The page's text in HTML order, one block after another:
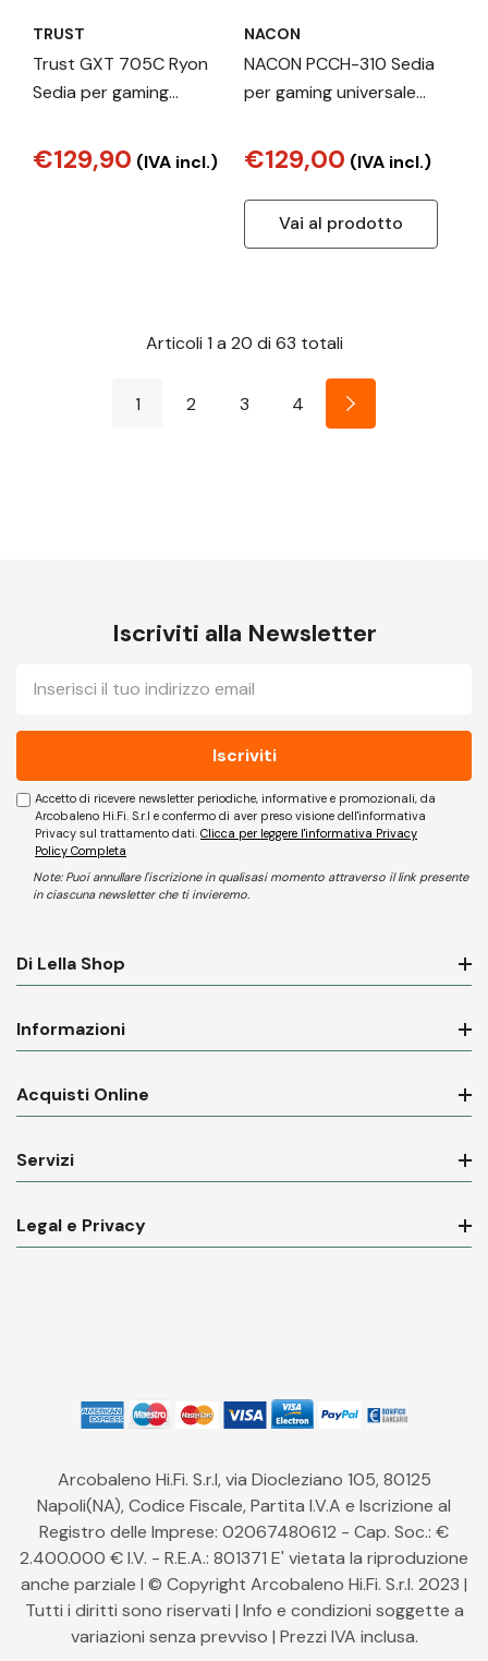
TRUST
Trust GXT 705C Ryon
Sedia per gaming
imbottita Nero,
Mimetico
€129,90 (IVA incl.)
NACON
NACON PCCH-310 Sedia
per gaming universale
Rosso
€129,00 (IVA incl.)
Vai al prodotto
Articoli 1 a 20 di 63 totali
1 2 3 4
Iscriviti alla Newsletter
Accetto di ricevere newsletter periodiche, informative e promozionali, da
Arcobaleno Hi.Fi. S.r.l e confermo di aver preso visione dell'informativa
Privacy sul trattamento dati. Clicca per leggere l'informativa Privacy
Policy Completa
Note: Puoi annullare l'iscrizione in qualisasi momento attraverso il link presente
in ciascuna newsletter che ti invieremo.
Di Lella Shop
Informazioni
Acquisti Online
Servizi
Legal e Privacy
Arcobaleno Hi.Fi. S.r.l, via Diocleziano 105, 80125
Napoli(NA), Codice Fiscale, Partita I.V.A e Iscrizione al
Registro delle Imprese: 02067480612 - Cap. Soc.: €
2.400.000 € I.V. - R.E.A.: 801371 E' vietata la riproduzione
anche parziale l © Copyright Arcobaleno Hi.Fi. S.r.l. 2023 |
Tutti i diritti sono riservati | Info e condizioni soggette a
variazioni senza prevviso | Prezzi IVA inclusa.